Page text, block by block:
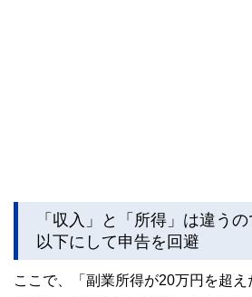
「収入」と「所得」は違う
以下にして申告を回避
ここで、「副業所得が20万円を超